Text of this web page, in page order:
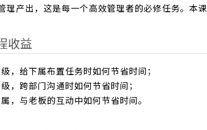
理产出，这是每一个高效管理者的必修任务。本
收益
，给下属布置任务时如何节省时间；
，跨部门沟通时如何节省时间；
，与老板的互动中如何节省时间。